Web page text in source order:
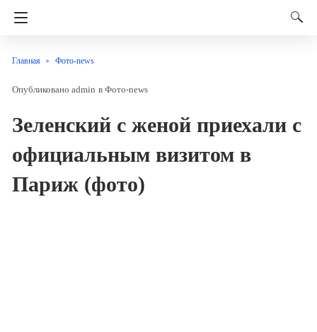
Главная Фото-news
admin в Фото-news
Зеленский с женой приехали с
официальным визитом в
Париж (фото)